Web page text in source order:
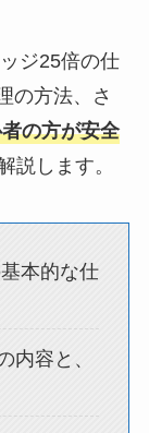
ジ25倍の仕
の方法、さ
の方が安全
説します。
本的な仕
内容と、